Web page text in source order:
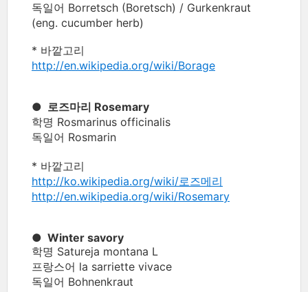
독일어 Borretsch (Boretsch) / Gurkenkraut
(eng. cucumber herb)
* 바깥고리
http://en.wikipedia.org/wiki/Borage
● 로즈마리 Rosemary
학명 Rosmarinus officinalis
독일어 Rosmarin
* 바깥고리
http://ko.wikipedia.org/wiki/로즈메리
http://en.wikipedia.org/wiki/Rosemary
● Winter savory
학명 Satureja montana L
프랑스어 la sarriette vivace
독일어 Bohnenkraut